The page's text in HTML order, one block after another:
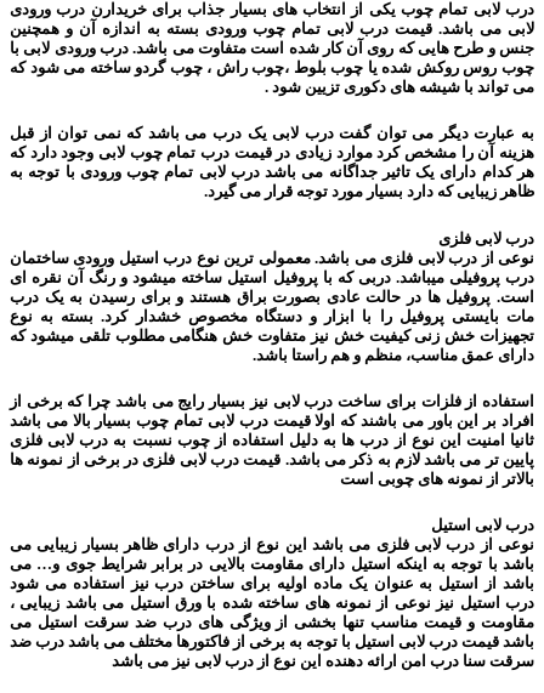
درب لابی تمام چوب یکی از انتخاب های بسیار جذاب برای خریدارن درب ورودی
لابی می باشد. قیمت درب لابی تمام چوب ورودی بسته به اندازه آن و همچنین
جنس و طرح هایی که روی آن کار شده است متفاوت می باشد. درب ورودی لابی با
چوب روس روکش شده یا چوب بلوط ،چوب راش ، چوب گردو ساخته می شود که
می تواند با شیشه های دکوری تزیین شود .
به عبارت دیگر می توان گفت درب لابی یک درب می باشد که نمی توان از قبل
هزینه آن را مشخص کرد موارد زیادی در قیمت درب تمام چوب لابی وجود دارد که
هر کدام دارای یک تاثیر جداگانه می باشد درب لابی تمام چوب ورودی با توجه به
ظاهر زیبایی که دارد بسیار مورد توجه قرار می گیرد.
درب لابی فلزی
نوعی از درب لابی فلزی می باشد. معمولی ترین نوع درب استیل ورودی ساختمان
درب پروفیلی میباشد. دربی که با پروفیل استیل ساخته میشود و رنگ آن نقره ای
است. پروفیل ها در حالت عادی بصورت براق هستند و برای رسیدن به یک درب
مات بایستی پروفیل را با ابزار و دستگاه مخصوص خشدار کرد. بسته به نوع
تجهیزات خش زنی کیفیت خش نیز متفاوت خش هنگامی مطلوب تلقی میشود که
دارای عمق مناسب، منظم و هم راستا باشد.
استفاده از فلزات برای ساخت درب لابی نیز بسیار رایج می باشد چرا که برخی از
افراد بر این باور می باشند که اولا قیمت درب لابی تمام چوب بسیار بالا می باشد
ثانیا امنیت این نوع از درب ها به دلیل استفاده از چوب نسبت به درب لابی فلزی
پایین تر می باشد لازم به ذکر می باشد. قیمت درب لابی فلزی در برخی از نمونه ها
بالاتر از نمونه های چوبی است
درب لابی استیل
نوعی از درب لابی فلزی می باشد این نوع از درب دارای ظاهر بسیار زیبایی می
باشد با توجه به اینکه استیل دارای مقاومت بالایی در برابر شرایط جوی و… می
باشد از استیل به عنوان یک ماده اولیه برای ساختن درب نیز استفاده می شود
درب استیل نیز نوعی از نمونه های ساخته شده با ورق استیل می باشد زیبایی ،
مقاومت و قیمت مناسب تنها بخشی از ویژگی های درب ضد سرقت استیل می
باشد قیمت درب لابی استیل با توجه به برخی از فاکتورها مختلف می باشد درب ضد
سرقت سنا درب امن ارائه دهنده این نوع از درب لابی نیز می باشد